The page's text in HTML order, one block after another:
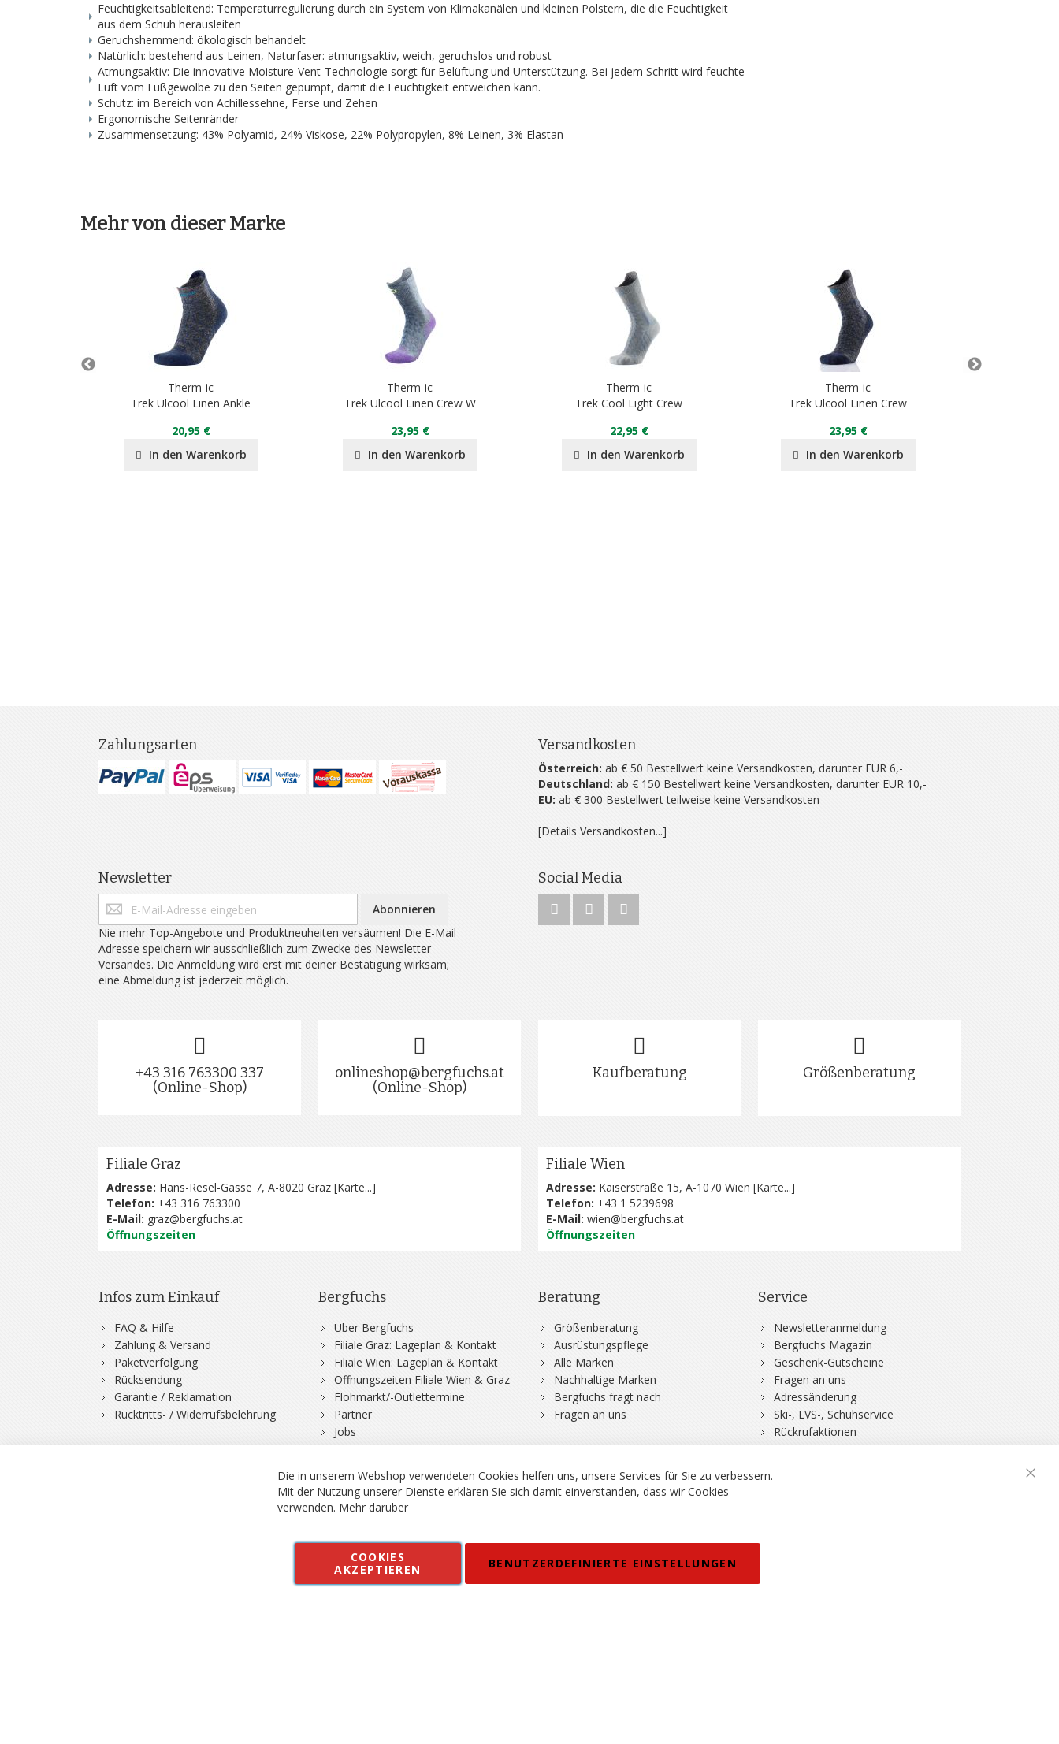
Feuchtigkeitsableitend: Temperaturregulierung durch ein System von Klimakanälen und kleinen Polstern, die die Feuchtigkeit
aus dem Schuh herausleiten
Geruchshemmend: ökologisch behandelt
Natürlich: bestehend aus Leinen, Naturfaser: atmungsaktiv, weich, geruchslos und robust
Atmungsaktiv: Die innovative Moisture-Vent-Technologie sorgt für Belüftung und Unterstützung. Bei jedem Schritt wird feuchte
Luft vom Fußgewölbe zu den Seiten gepumpt, damit die Feuchtigkeit entweichen kann.
Schutz: im Bereich von Achillessehne, Ferse und Zehen
Ergonomische Seitenränder
Zusammensetzung: 43% Polyamid, 24% Viskose, 22% Polypropylen, 8% Leinen, 3% Elastan
Mehr von dieser Marke
Therm-ic
Trek Ulcool Linen Ankle
20,95 €
In den Warenkorb
Therm-ic
Trek Ulcool Linen Crew W
23,95 €
In den Warenkorb
Therm-ic
Trek Cool Light Crew
22,95 €
In den Warenkorb
Therm-ic
Trek Ulcool Linen Crew
23,95 €
In den Warenkorb
Zahlungsarten Versandkosten
Österreich: ab € 50 Bestellwert keine Versandkosten, darunter EUR 6,-
Deutschland: ab € 150 Bestellwert keine Versandkosten, darunter EUR 10,-
EU: ab € 300 Bestellwert teilweise keine Versandkosten
[Details Versandkosten...]
Newsletter
Abonnieren
Nie mehr Top-Angebote und Produktneuheiten versäumen! Die E-Mail
Adresse speichern wir ausschließlich zum Zwecke des Newsletter-
Versandes. Die Anmeldung wird erst mit deiner Bestätigung wirksam;
eine Abmeldung ist jederzeit möglich.
Social Media
+43 316 763300 337
(Online-Shop)
onlineshop@bergfuchs.at
(Online-Shop)
Kaufberatung Größenberatung
Filiale Graz
Adresse: Hans-Resel-Gasse 7, A-8020 Graz [Karte...]
Telefon: +43 316 763300
E-Mail: graz@bergfuchs.at
Öffnungszeiten
Filiale Wien
Adresse: Kaiserstraße 15, A-1070 Wien [Karte...]
Telefon: +43 1 5239698
E-Mail: wien@bergfuchs.at
Öffnungszeiten
Infos zum Einkauf
FAQ & Hilfe
Zahlung & Versand
Paketverfolgung
Rücksendung
Garantie / Reklamation
Rücktritts- / Widerrufsbelehrung
Bergfuchs
Über Bergfuchs
Filiale Graz: Lageplan & Kontakt
Filiale Wien: Lageplan & Kontakt
Öffnungszeiten Filiale Wien & Graz
Flohmarkt/-Outlettermine
Partner
Jobs
Beratung
Größenberatung
Ausrüstungspflege
Alle Marken
Nachhaltige Marken
Bergfuchs fragt nach
Fragen an uns
Service
Newsletteranmeldung
Bergfuchs Magazin
Geschenk-Gutscheine
Fragen an uns
Adressänderung
Ski-, LVS-, Schuhservice
Rückrufaktionen
DSV-Skiversicherung
Vertrag widerrufen Kontakt AGB Datenschutz
Barrierefreiheitserklärung
Alle Preise inkl. MWSt. in EUR, Angebot solange Vorrat reicht. Fehler, Irrtümer und Preisänderungen vorbehalten.
Die in unserem Webshop verwendeten Cookies helfen uns, unsere Services für Sie zu verbessern.
Mit der Nutzung unserer Dienste erklären Sie sich damit einverstanden, dass wir Cookies
verwenden. Mehr darüber
COOKIES
AKZEPTIEREN
BENUTZERDEFINIERTE EINSTELLUNGEN